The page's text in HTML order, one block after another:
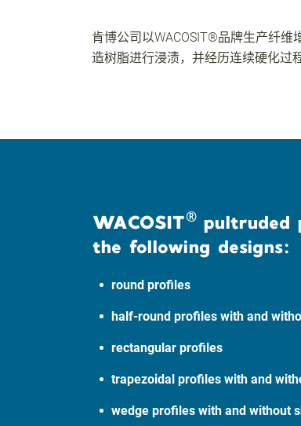
肯博公司以WACOSIT®品牌生产纤维
造树脂进行浸渍，并经历连续硬化过程
WACOSIT® pultruded
the following designs:
round profiles
half-round profiles with and
rectangular profiles
trapezoidal profiles with and
wedge profiles with and without